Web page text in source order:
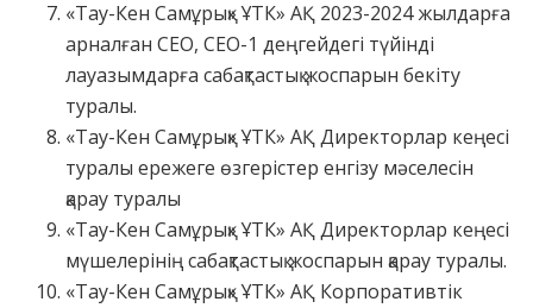
«Тау-Кен Самұрық» ҰТК» АҚ 2023-2024 жылдарға
арналған СЕО, СЕО-1 деңгейдегі түйінді
лауазымдарға сабақтастық жоспарын бекіту
туралы.
«Тау-Кен Самұрық» ҰТК» АҚ Директорлар кеңесі
туралы ережеге өзгерістер енгізу мәселесін
қарау туралы
«Тау-Кен Самұрық» ҰТК» АҚ Директорлар кеңесі
мүшелерінің сабақтастық жоспарын қарау туралы.
«Тау-Кен Самұрық» ҰТК» АҚ Корпоративтік